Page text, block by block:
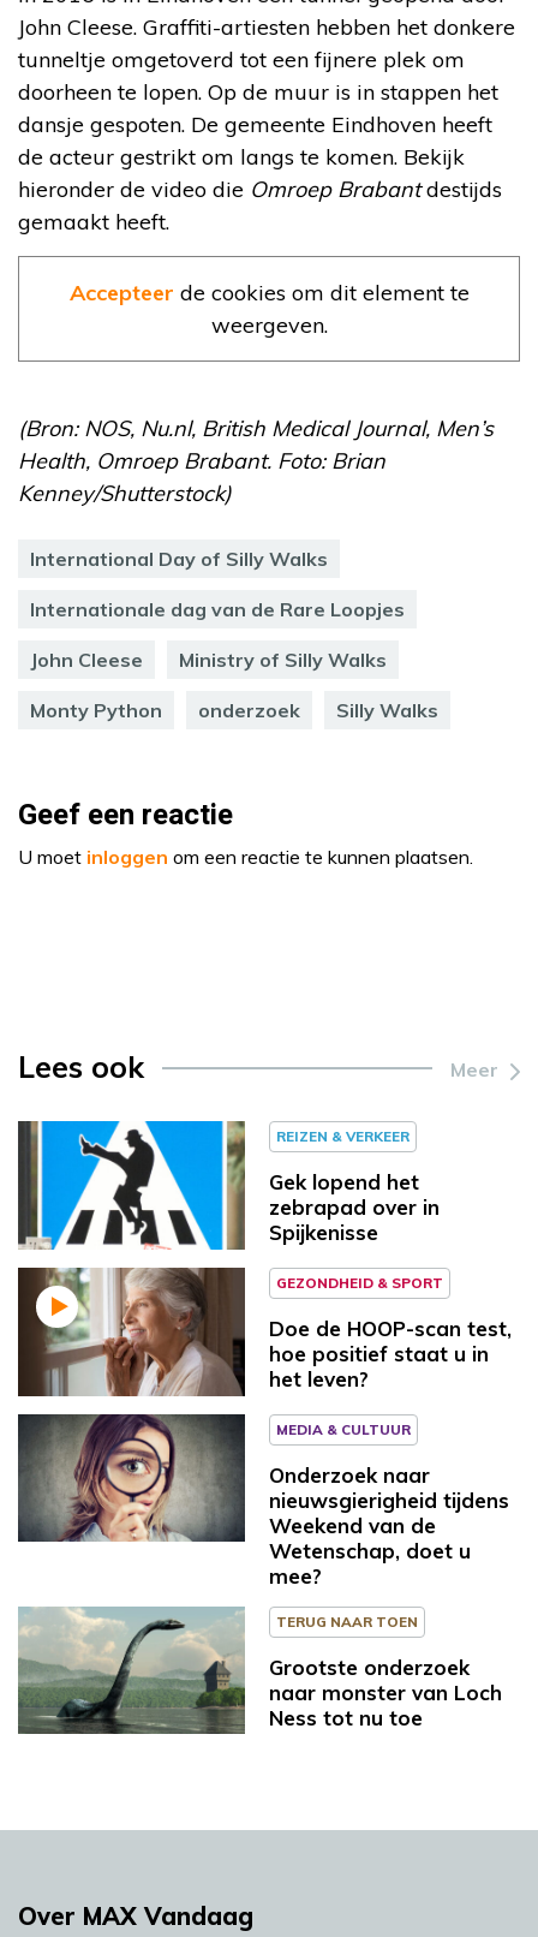
John Cleese. Graffiti-artiesten hebben het donkere
tunneltje omgetoverd tot een fijnere plek om
doorheen te lopen. Op de muur is in stappen het
dansje gespoten. De gemeente Eindhoven heeft
de acteur gestrikt om langs te komen. Bekijk
hieronder de video die Omroep Brabantdestijds
gemaakt heeft.
Accepteer de cookies om dit element te
weergeven.
(Bron: NOS, Nu.nl, British Medical Journal, Men’s
Health, Omroep Brabant. Foto: Brian
Kenney/Shutterstock)
International Day of Silly Walks
Internationale dag van de Rare Loopjes
John Cleese Ministry of Silly Walks
Monty Python onderzoek Silly Walks
Geef een reactie
U moet inloggen om een reactie te kunnen plaatsen.
Lees ook Meer
REIZEN & VERKEER
Gek lopend het
zebrapad over in
Spijkenisse
GEZONDHEID & SPORT
Doe de HOOP-scan test,
hoe positief staat u in
het leven?
MEDIA & CULTUUR
Onderzoek naar
nieuwsgierigheid tijdens
Weekend van de
Wetenschap, doet u
mee?
TERUG NAAR TOEN
Grootste onderzoek
naar monster van Loch
Ness tot nu toe
Over MAX Vandaag